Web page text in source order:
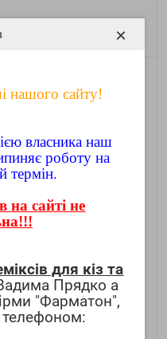
нашого сайту!
власника наш
роботу на
термін.
на сайті не
для кіз та
Прядко а
"Фарматон",
телефоном:
×
До кошика
(AmmaVet)